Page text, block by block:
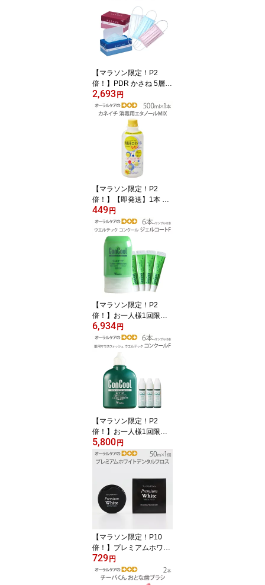
【メール便可 10セット(3
0本)まで】
【マラソン限定！P2
倍！】PDR かさね 5層マ
スク 日本製 30枚入り
【花粉症対策】【感染対
策】【高機能】【個包装
ではございません】【メ
ール便不可】
2,693円
【マラソン限定！P2
倍！】【即発送】1本 兼
一薬品 消毒用エタノール
MIX 500ml【医薬部外
品】【カビ・食中毒予防
のための】【感染対策】
【メール便不可】
449円
【マラソン限定！P2
倍！】お一人様1回限り1
セットまで！ウエルテッ
ク コンクール ConCool
フッ素コート歯みがきジ
ェル ジェルコートF 90ml
1450ppm キシリトール
配合 研磨剤なし 6本セッ
ト+サンプル5g×12本付
【発泡剤無配合】【メー
ル便不可】【送料無料】
6,934円
【マラソン限定！P2
倍！】お一人様1回限り1
セットまで！【医薬部外
品】ウエルテック コンク
ール ConCool 薬用マウ
ンス 洗口液 口臭予防 コ
ンクールF 100ml 6本セ
ット+おまけサンプル7ml
×10本付【メール便不
5,800円
【マラソン限定！P10
倍！】プレミアムホワイ
トデンタルフロス 50m
フッ素配合 WAX付 1個
【メール便可 12個ま
729円